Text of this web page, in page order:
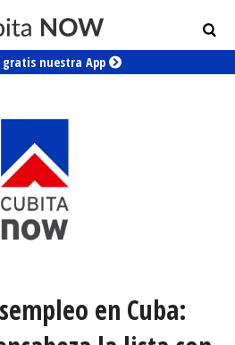
gratis nuestra App
en Cuba: